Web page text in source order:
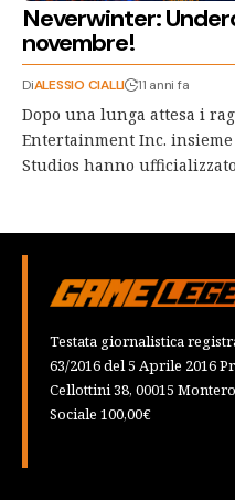
Neverwinter:
novembre!
DiALESSIO CIALLI 11 anni fa
Dopo una lunga attesa i
Entertainment Inc.
Studios hanno
Testata giornalistica
63/2016 del 5 Aprile 2016
Cellottini 38, 00015
Sociale 100,00€